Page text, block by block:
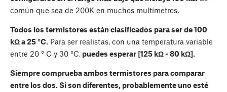
común que sea de 200K en muchos multímetros.
Todos los termistores están clasificados para ser de 100
kΩ a 25 °C. Para ser realistas, con una temperatura variable
entre 20 ° C y 30 °C, puedes esperar [125 kΩ - 80 kΩ].
Siempre comprueba ambos termistores para comparar
entre los dos. Si son diferentes, probablemente uno esté